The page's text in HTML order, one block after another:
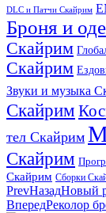
DLC и Патчи Скайрим
Броня и
Скайрим
Скайрим
Звуки и музыка
Скайрим
тел Скайрим
Скайрим
Скайрим Сборки
PrevНазадНовый
ВпередРеколор